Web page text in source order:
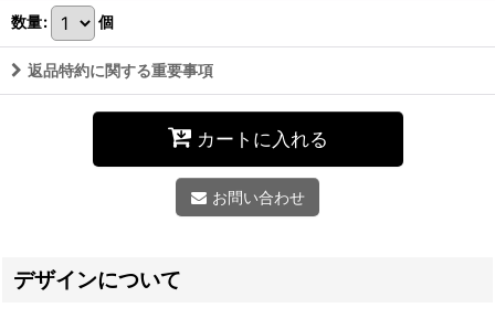
数量: 個
返品特約に関する重要事項
カートに入れる
お問い合わせ
デザインについて